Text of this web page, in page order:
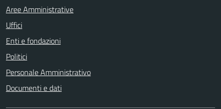
Aree Amministrative
Uffici
Enti e fondazioni
Politici
Personale Amministrativo
Documenti e dati